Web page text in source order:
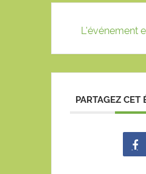
L'événement
PARTAGEZ CET